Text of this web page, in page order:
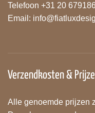
Telefoon +31 20
Email:
Verzendkosten &
Alle genoemde prijzen